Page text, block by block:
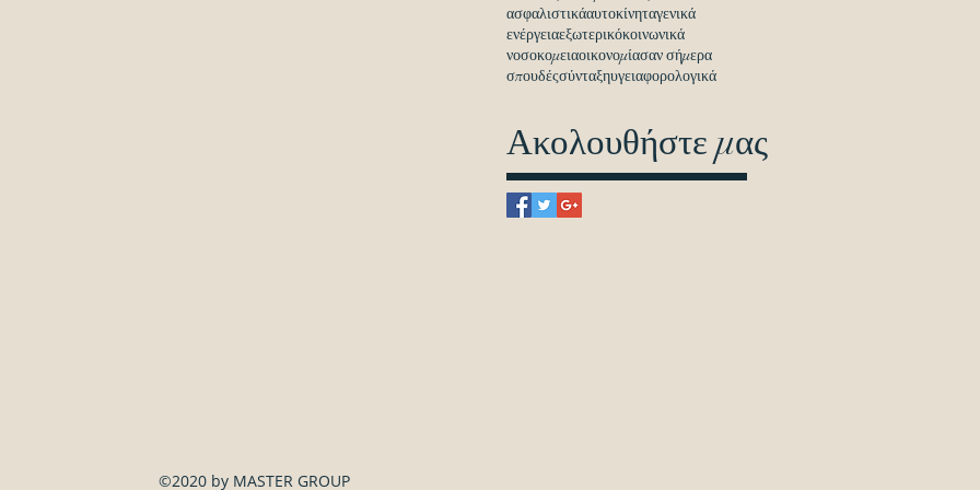
ασφαλιστικάαυτοκίνηταγενικά
ενέργειαεξωτερικόκοινωνικά
νοσοκομειαοικονομίασαν σήμερα
σπουδέςσύνταξηυγειαφορολογικά
Ακολουθήστε μας
©2020 by MASTER GROUP